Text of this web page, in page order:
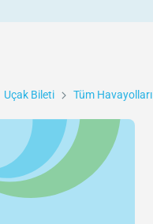
Uçak Bileti Tüm Havayolları